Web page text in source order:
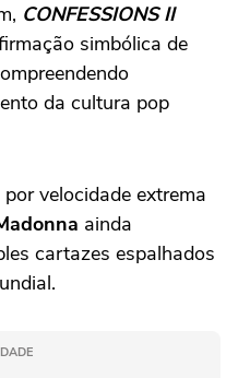
CONFESSIONS II
simbólica de
da cultura pop
velocidade extrema
ainda
cartazes espalhados